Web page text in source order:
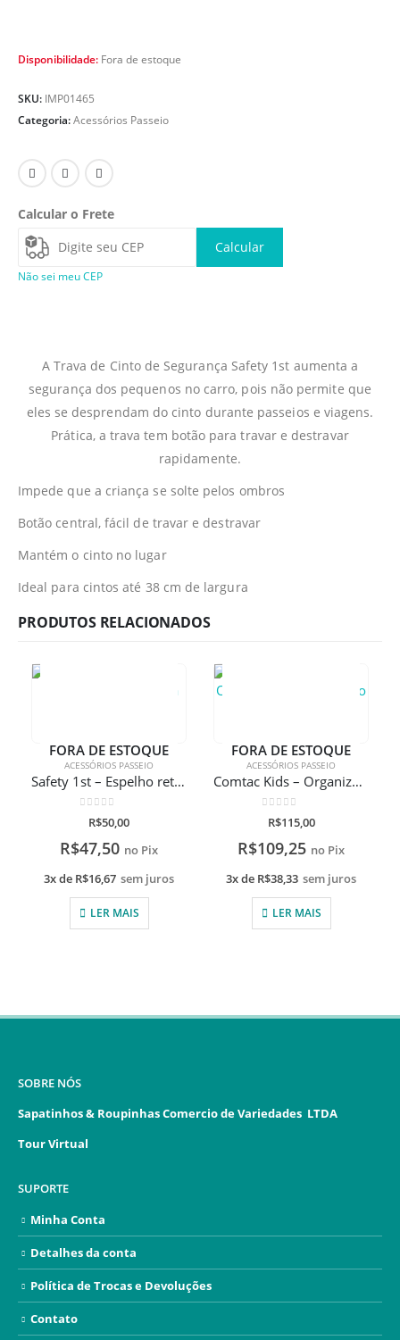
Disponibilidade: Fora de estoque
SKU: IMP01465
Categoria:Acessórios Passeio
Calcular o Frete
Calcular
Não sei meu CEP
A Trava de Cinto de Segurança Safety 1st aumenta a
segurança dos pequenos no carro, pois não permite que
eles se desprendam do cinto durante passeios e viagens.
Prática, a trava tem botão para travar e destravar
rapidamente.
Impede que a criança se solte pelos ombros
Botão central, fácil de travar e destravar
Mantém o cinto no lugar
Ideal para cintos até 38 cm de largura
PRODUTOS RELACIONADOS
FORA DE ESTOQUE
ACESSÓRIOS PASSEIO
Safety 1st – Espelho retrovisor 2 em 1 para automóveis
de 5
R$50,00
R$47,50 no Pix
3x de R$16,67 sem juros
LER MAIS
FORA DE ESTOQUE
ACESSÓRIOS PASSEIO
Comtac Kids – Organizador para Banco de Carro
de 5
R$115,00
R$109,25 no Pix
3x de R$38,33 sem juros
LER MAIS
SOBRE NÓS
Sapatinhos & Roupinhas Comercio de Variedades LTDA
Tour Virtual
SUPORTE
Minha Conta
Detalhes da conta
Política de Trocas e Devoluções
Contato